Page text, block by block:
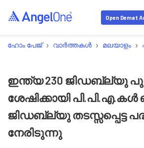
Open Demat
ഹോം പേജ് › വാർത്തകൾ › മലയാളം ›
ഇന്ത്യ 230 ജിഡബ്ല്യു
ശേഷിക്കായി പി.പി.എ.കൾ
ജിഡബ്ല്യു തടസ്സപ്പെട്ട
നേരിടുന്നു